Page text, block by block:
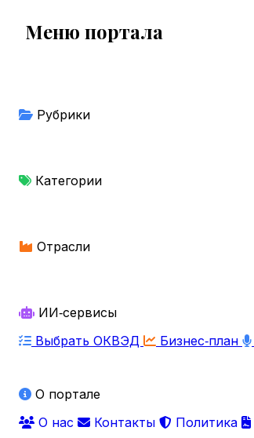
Меню портала
Рубрики
Категории
Отрасли
ИИ‑сервисы
Выбрать ОКВЭД
Бизнес‑план
О портале
О нас
Контакты Политика